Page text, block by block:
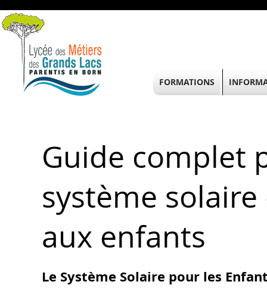
Guide complet
système
aux enfants
Le Système Solaire pour les
FORMATIONS